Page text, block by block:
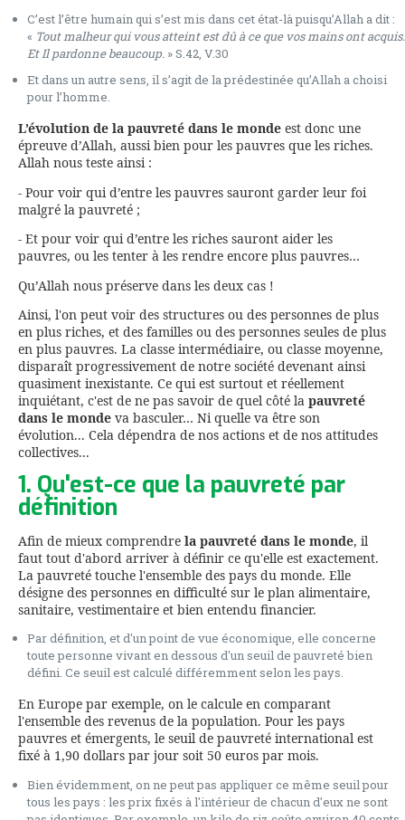
C’est l’être humain qui s’est mis dans cet état-là puisqu’Allah a dit :
« Tout malheur qui vous atteint est dû à ce que vos mains ont acquis.
Et Il pardonne beaucoup. » S.42, V.30
Et dans un autre sens, il s’agit de la prédestinée qu’Allah a choisi
pour l’homme.
L’évolution de la pauvreté dans le monde est donc une
épreuve d’Allah, aussi bien pour les pauvres que les riches.
Allah nous teste ainsi :
- Pour voir qui d’entre les pauvres sauront garder leur foi
malgré la pauvreté ;
- Et pour voir qui d’entre les riches sauront aider les
pauvres, ou les tenter à les rendre encore plus pauvres…
Qu’Allah nous préserve dans les deux cas !
Ainsi, l'on peut voir des structures ou des personnes de plus
en plus riches, et des familles ou des personnes seules de plus
en plus pauvres. La classe intermédiaire, ou classe moyenne,
disparaît progressivement de notre société devenant ainsi
quasiment inexistante. Ce qui est surtout et réellement
inquiétant, c'est de ne pas savoir de quel côté la pauvreté
dans le monde va basculer… Ni quelle va être son
évolution... Cela dépendra de nos actions et de nos attitudes
collectives...
1. Qu'est-ce que la pauvreté par
définition
Afin de mieux comprendre la pauvreté dans le monde, il
faut tout d'abord arriver à définir ce qu'elle est exactement.
La pauvreté touche l'ensemble des pays du monde. Elle
désigne des personnes en difficulté sur le plan alimentaire,
sanitaire, vestimentaire et bien entendu financier.
Par définition, et d'un point de vue économique, elle concerne
toute personne vivant en dessous d'un seuil de pauvreté bien
défini. Ce seuil est calculé différemment selon les pays.
En Europe par exemple, on le calcule en comparant
l'ensemble des revenus de la population. Pour les pays
pauvres et émergents, le seuil de pauvreté international est
fixé à 1,90 dollars par jour soit 50 euros par mois.
Bien évidemment, on ne peut pas appliquer ce même seuil pour
tous les pays : les prix fixés à l'intérieur de chacun d'eux ne sont